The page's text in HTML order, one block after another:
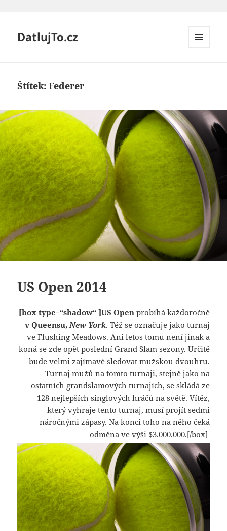
DatlujTo.cz
Štítek:Federer
US Open 2014
[box type=“shadow“ ]US Open probíhá každoročně
v Queensu,New York. Též se označuje jako turnaj
ve Flushing Meadows. Ani letos tomu není jinak a
koná se zde opět poslední Grand Slam sezony. Určitě
bude velmi zajímavé sledovat mužskou dvouhru.
Turnaj mužů na tomto turnaji, stejně jako na
ostatních grandslamových turnajích, se skládá ze
128 nejlepších singlových hráčů na světě. Vítěz,
který vyhraje tento turnaj, musí projít sedmi
náročnými zápasy. Na konci toho na něho čeká
odměna ve výši $3.000.000.[/box]